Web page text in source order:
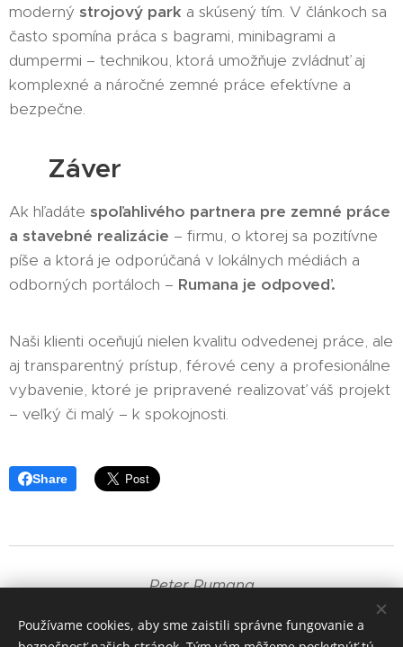
moderný strojový park a skúsený tím. V článkoch sa
často spomína práca s bagrami, minibagrami a
dumpermi – technikou, ktorá umožňuje zvládnuť aj
komplexné a náročné zemné práce efektívne a
bezpečne.
🏁 Záver
Ak hľadáte spoľahlivého partnera pre zemné práce
a stavebné realizácie – firmu, o ktorej sa pozitívne
píše a ktorá je odporúčaná v lokálnych médiách a
odborných portáloch – Rumana je odpoveď.
Naši klienti oceňujú nielen kvalitu odvedenej práce, ale
aj transparentný prístup, férové ceny a profesionálne
vybavenie, ktoré je pripravené realizovať váš projekt
– veľký či malý – k spokojnosti.
Share
Peter Rumana
Používame cookies, aby sme zaistili správne fungovanie a